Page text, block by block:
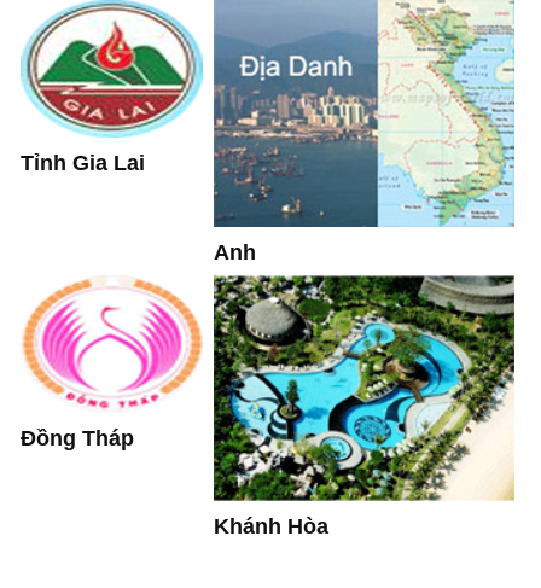
Tỉnh Gia Lai
Anh
Đồng Tháp
Khánh Hòa